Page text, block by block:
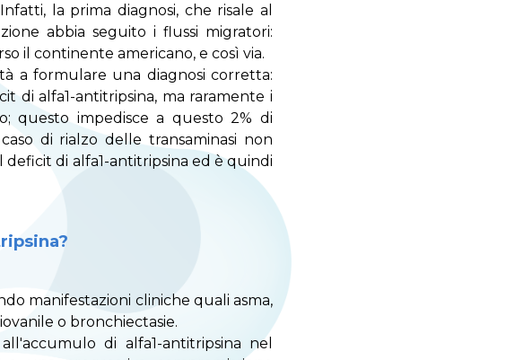
la prima diagnosi, che risale al
abbia seguito i flussi migratori:
il continente americano, e così via.
a formulare una diagnosi corretta:
di alfa1-antitripsina, ma raramente i
questo impedisce a questo 2% di
di rialzo delle transaminasi non
di alfa1-antitripsina ed è quindi
manifestazioni cliniche quali asma,
o bronchiectasie.
di alfa1-antitripsina nel